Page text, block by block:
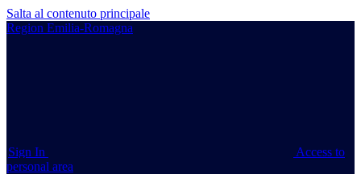
Salta al contenuto principale
Region Emilia-Romagna
Sign In
Access to
personal area